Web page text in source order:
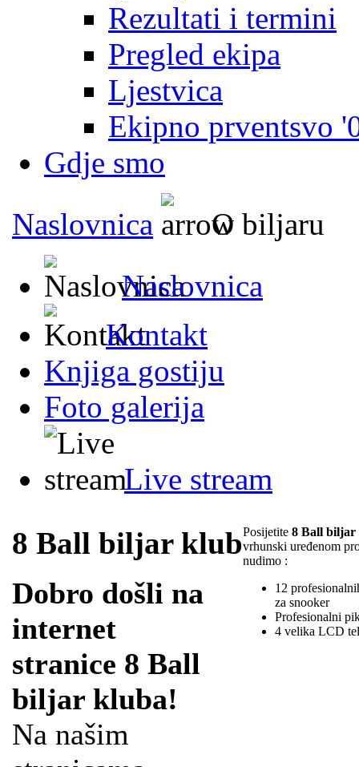
Rezultati i termini
Pregled ekipa
Ljestvica
Ekipno prventsvo
Gdje smo
Naslovnica
O biljaru
Naslovnica
Kontakt
Knjiga gostiju
Foto galerija
Live stream
8 Ball biljar klub
Dobro došli na
internet
stranice 8 Ball
biljar kluba!
Na našim
Posijetite 8 Ball biljar
vrhunski uređenom
nudimo :
12
za snooker
Profesionalni
4 velika LCD